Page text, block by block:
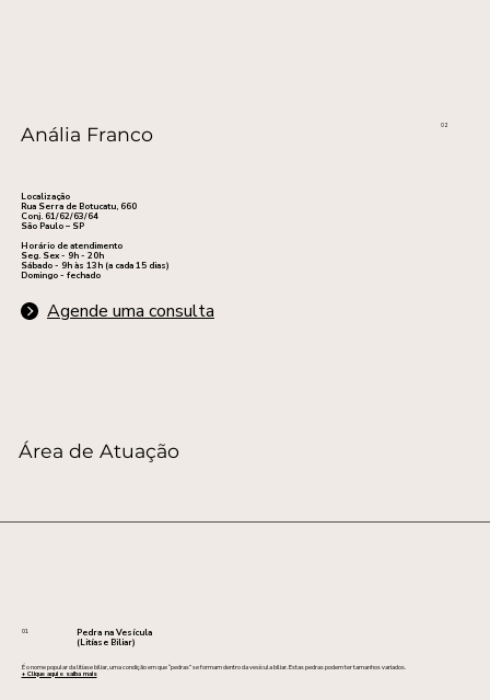
Anália Franco 02
Localização
Rua Serra de Botucatu, 660
Conj. 61/62/63/64
São Paulo – SP
Horário de atendimento
Seg. Sex - 9h - 20h
Sábado - 9h às 13h (a cada 15 dias)
Domingo - fechado
Agende uma consulta
​Área de Atuação
01
Pedra na Vesícula
(Litíase Biliar)
É o nome popular da litíase biliar, uma condição em que “pedras” se formam dentro da vesícula biliar. Estas pedras podem ter tamanhos variados.
+ Clique aqui e saiba mais